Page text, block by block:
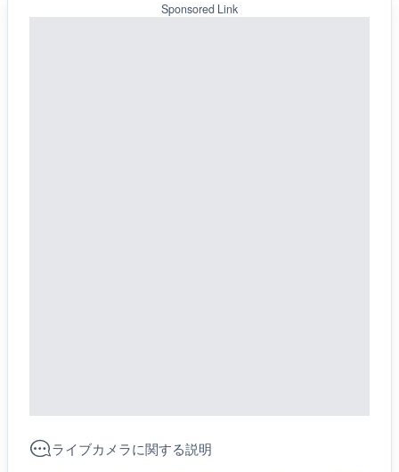
Sponsored Link
ライブカメラに関する説明